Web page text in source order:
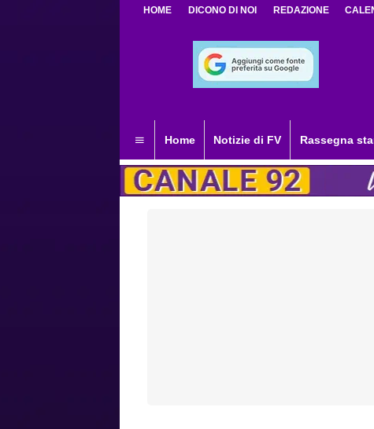
HOME DICONO DI NOI REDAZIONE
Home Notizie di FV Rassegna